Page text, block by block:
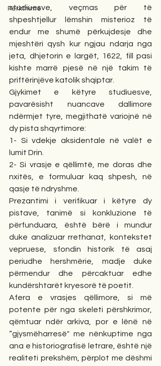
Përkthime
studiuesve, veçmas për të
shpeshtjellur lëmshin misterioz të
endur me shumë përkujdesje dhe
mjeshtëri qysh kur ngjau ndarja nga
jeta, dhjetorin e largët, 1622, fill pasi
kishte marrë pjesë në një takim të
priftërinjëve katolik shqiptar.
Gjykimet e këtyre studiuesve,
pavarësisht nuancave dallimore
ndërmjet tyre, megjithatë variojnë në
dy pista shqyrtimore:
1- Si vdekje aksidentale në valët e
lumit Drin.
2- Si vrasje e qëllimtë, me doras dhe
nxitës, e formuluar kaq shpesh, në
qasje të ndryshme.
Prezantimi i verifikuar i këtyre dy
pistave, tanimë si konkluzione të
përfunduara, është bërë i mundur
duke analizuar rrethanat, kontekstet
vepruese, sfondin historik të asaj
periudhe hershmërie, madje duke
përmendur dhe përcaktuar edhe
kundërshtarët kryesorë të poetit.
Afera e vrasjes qëllimore, si më
potente për nga skeleti përshkrimor,
qëmtuar ndër arkiva, por e lënë në
“gjysmëharresë" me nënkuptime nga
ana e historiografisë letrare, është një
realiteti prekshëm, përplot me dëshmi